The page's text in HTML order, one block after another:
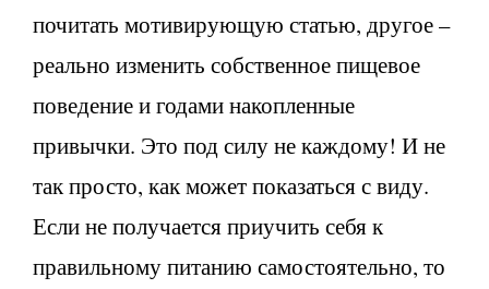
почитать мотивирующую статью, другое –
реально изменить собственное пищевое
поведение и годами накопленные
привычки. Это под силу не каждому! И не
так просто, как может показаться с виду.
Если не получается приучить себя к
правильному питанию самостоятельно, то